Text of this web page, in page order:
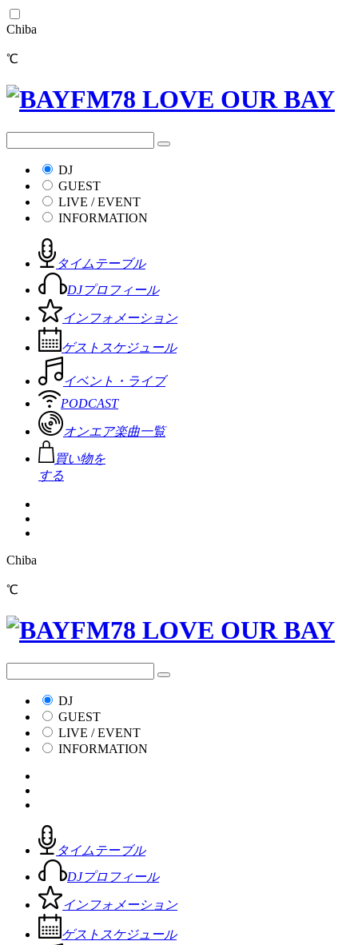
Chiba
℃
DJ
GUEST
LIVE / EVENT
INFORMATION
タイムテーブル
DJプロフィール
インフォメーション
ゲストスケジュール
イベント・ライブ
PODCAST
オンエア楽曲一覧
買い物を
する
Chiba
℃
DJ
GUEST
LIVE / EVENT
INFORMATION
タイムテーブル
DJプロフィール
インフォメーション
ゲストスケジュール